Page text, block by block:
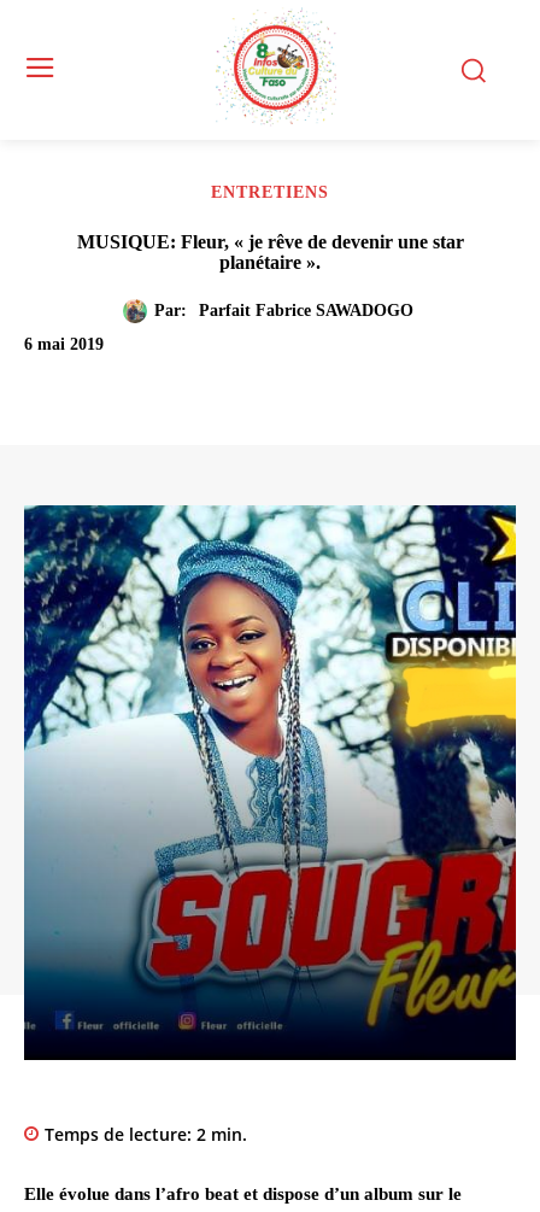
ENTRETIENS
MUSIQUE: Fleur, « je rêve de devenir une star
planétaire ».
Par:
Parfait Fabrice SAWADOGO
6 mai 2019
Temps de lecture: 2 min.
Elle évolue dans l’afro beat et dispose d’un album sur le